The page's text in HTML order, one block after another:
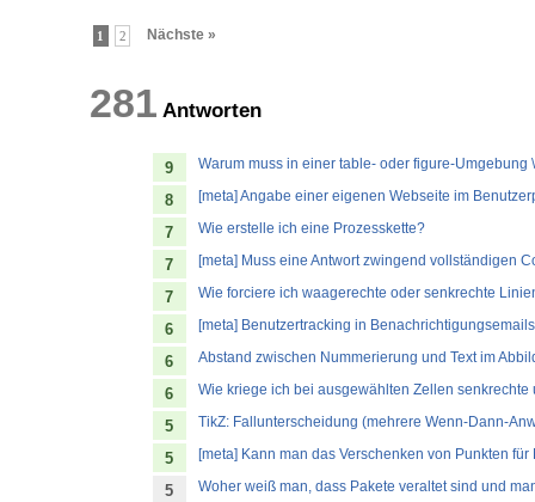
1 2 Nächste »
281 Antworten
9 Warum muss in einer table- oder figure-
8 [meta] Angabe einer eigenen Webseite im
7 Wie erstelle ich eine Prozesskette?
7 [meta] Muss eine Antwort zwingend vollständigen
7 Wie forciere ich waagerechte oder senkrechte
6 [meta] Benutzertracking in Benachrichtigungsemails
6 Abstand zwischen Nummerierung und Text im
6 Wie kriege ich bei ausgewählten Zellen
5 TikZ: Fallunterscheidung (mehrere Wenn-Dann-
5 [meta] Kann man das Verschenken von Punkten
5 Woher weiß man, dass Pakete veraltet sind und